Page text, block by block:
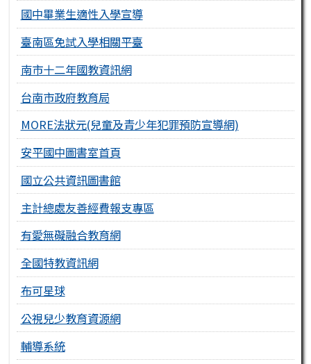
國中畢業生適性入學宣導
臺南區免試入學相關平臺
南市十二年國教資訊網
台南市政府教育局
MORE法狀元(兒童及青少年犯罪預防宣導網)
安平國中圖書室首頁
國立公共資訊圖書館
主計總處友善經費報支專區
有愛無礙融合教育網
全國特教資訊網
布可星球
公視兒少教育資源網
輔導系統